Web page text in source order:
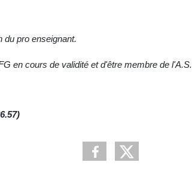
du pro enseignant.
en cours de validité et d'être membre de l'A.S.